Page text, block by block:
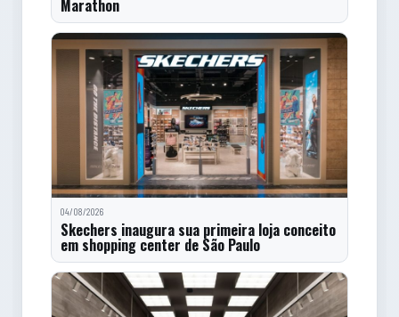
Marathon
04/08/2026
Skechers inaugura sua primeira loja conceito
em shopping center de São Paulo